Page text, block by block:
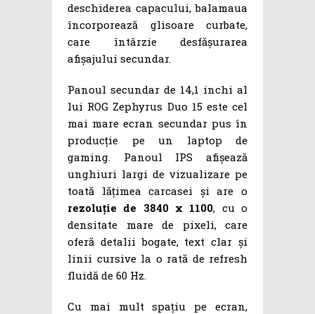
deschiderea capacului, balamaua
încorporează glisoare curbate,
care întârzie desfășurarea
afișajului secundar.
Panoul secundar de 14,1 inchi al
lui ROG Zephyrus Duo 15 este cel
mai mare ecran secundar pus în
producție pe un laptop de
gaming. Panoul IPS afișează
unghiuri largi de vizualizare pe
toată lățimea carcasei și are o
rezoluție de 3840 x 1100, cu o
densitate mare de pixeli, care
oferă detalii bogate, text clar și
linii cursive la o rată de refresh
fluidă de 60 Hz.
Cu mai mult spațiu pe ecran,